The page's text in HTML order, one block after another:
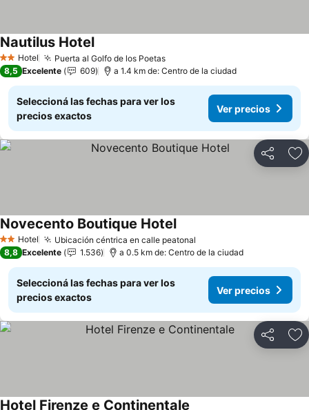
2 Estrellas
Hotel Puerta al Golfo de los PoetasVer precios
Nautilus HotelVer precios
8,5 Excelente 609 a 1.4 km de: Centro de la ciudad
Seleccioná las fechas para ver los
precios exactos
Ver precios
Compartir
2 Estrellas
Hotel Ubicación céntrica en calle peatonal
Novecento Boutique HotelVer precios
8,8 Excelente 1.536 a 0.5 km de: Centro de la ciudad
Seleccioná las fechas para ver los
precios exactos
Ver precios
Compartir
Hotel Firenze e Continentale